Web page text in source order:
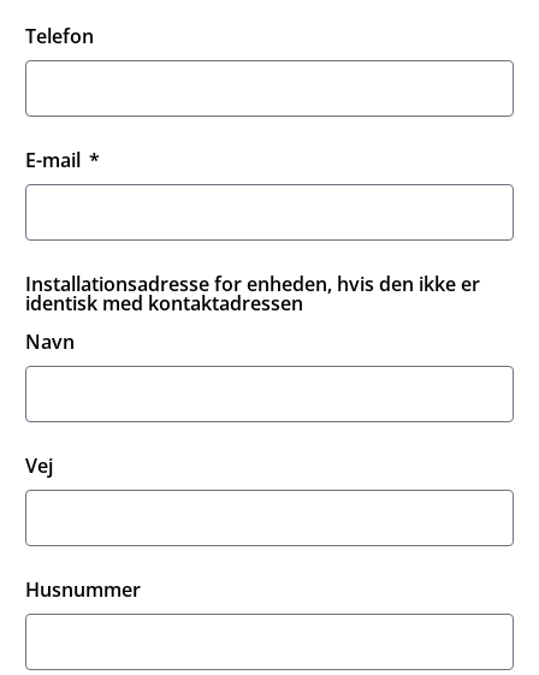
Telefon
E-mail
Installationsadresse for enheden, hvis den ikke er
identisk med kontaktadressen
Navn
Vej
Husnummer